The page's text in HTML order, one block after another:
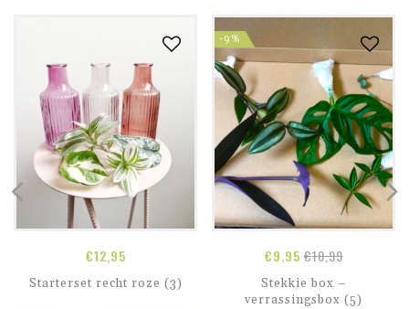
€12,95
Starterset recht roze (3)
-9%
€10,99
€9,95
Stekkie box –
verrassingsbox (5)